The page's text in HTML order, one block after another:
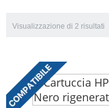
Visualizzazione di 2 risultati